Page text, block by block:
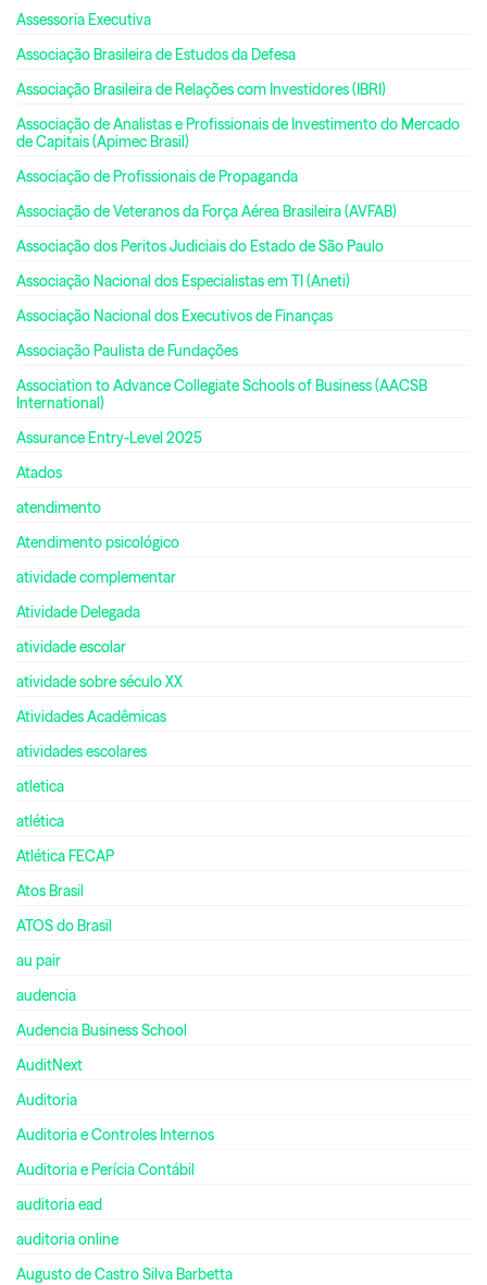
Assessoria Executiva
Associação Brasileira de Estudos da Defesa
Associação Brasileira de Relações com Investidores (IBRI)
Associação de Analistas e Profissionais de Investimento do Mercado
de Capitais (Apimec Brasil)
Associação de Profissionais de Propaganda
Associação de Veteranos da Força Aérea Brasileira (AVFAB)
Associação dos Peritos Judiciais do Estado de São Paulo
Associação Nacional dos Especialistas em TI (Aneti)
Associação Nacional dos Executivos de Finanças
Associação Paulista de Fundações
Association to Advance Collegiate Schools of Business (AACSB
International)
Assurance Entry-Level 2025
Atados
atendimento
Atendimento psicológico
atividade complementar
Atividade Delegada
atividade escolar
atividade sobre século XX
Atividades Acadêmicas
atividades escolares
atletica
atlética
Atlética FECAP
Atos Brasil
ATOS do Brasil
au pair
audencia
Audencia Business School
AuditNext
Auditoria
Auditoria e Controles Internos
Auditoria e Perícia Contábil
auditoria ead
auditoria online
Augusto de Castro Silva Barbetta